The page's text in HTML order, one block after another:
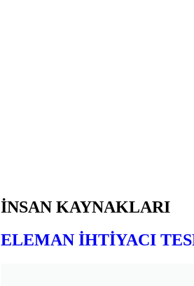
İNSAN KAYNAKLARI
ELEMAN İHTİYACI